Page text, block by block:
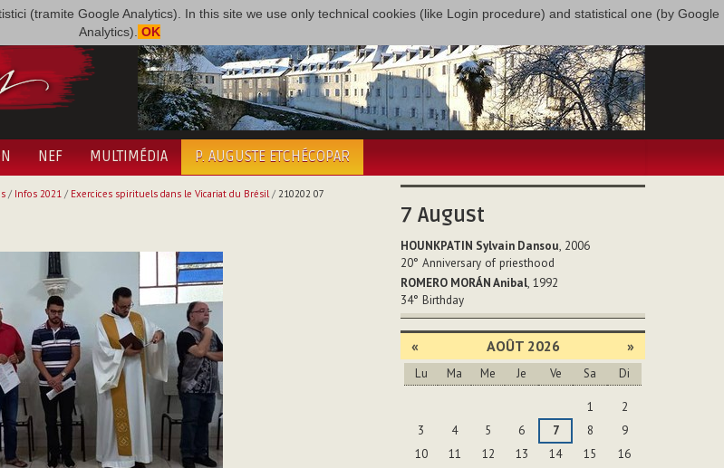
(tramite Google Analytics). In this site we use only technical cookies (like Login procedure) and statistical one (by Google
Analytics). OK
NEF MULTIMÉDIA P. AUGUSTE ETCHÉCOPAR
/ Infos 2021/ Exercices spirituels dans le Vicariat du Brésil/ 210202 07
7 August
HOUNKPATIN Sylvain Dansou, 2006
20° Anniversary of priesthood
ROMERO MORÁN Anibal, 1992
34° Birthday
« AOÛT 2026 »
Lu Ma Me Je Ve Sa Di
1
2
3
4 5 6 7 8
9
10
11 12 13 14 15
16